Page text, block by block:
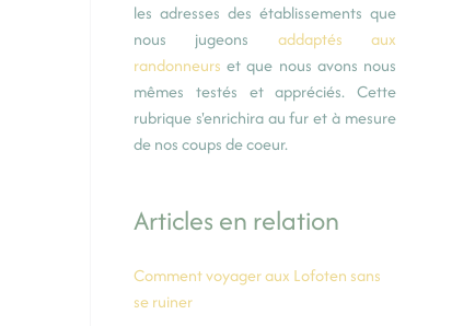
les adresses des établissements que
nous jugeons addaptés aux
randonneurs et que nous avons nous
mêmes testés et appréciés. Cette
rubrique s'enrichira au fur et à mesure
de nos coups de coeur.
Articles en relation
Comment voyager aux Lofoten sans
se ruiner